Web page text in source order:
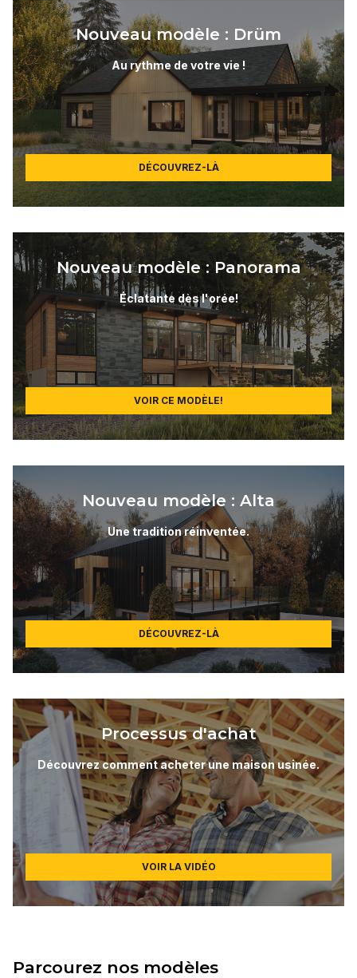
Nouveau modèle : Drüm
Au rythme de votre vie !
DÉCOUVREZ-LÀ
Nouveau modèle : Panorama
Éclatante dès l'orée!
VOIR CE MODÈLE!
Nouveau modèle : Alta
Une tradition réinventée.
DÉCOUVREZ-LÀ
Processus d'achat
Découvrez comment acheter une maison usinée.
VOIR LA VIDÉO
Parcourez nos modèles